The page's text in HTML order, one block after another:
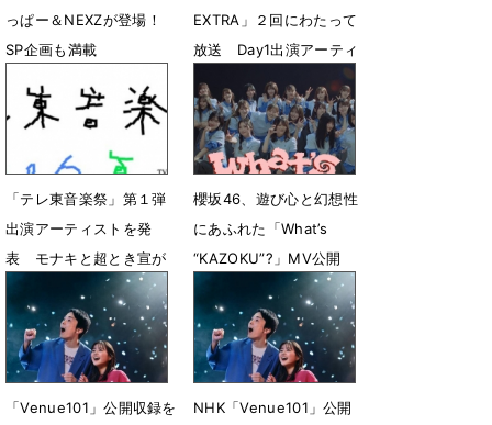
っぱー＆NEXZが登場！
SP企画も満載
Day1見どころを紹介
EXTRA」２回にわたって
放送 Day1出演アーティ
スト＆曲目発表
6月29日 18時52分
「テレ東音楽祭」第１弾
出演アーティストを発
表 モナキと超とき宣が
福岡の意外なスポットか
ら生中継
6月15日 12時00分
櫻坂46、遊び心と幻想性
にあふれた「What’s
“KAZOKU”?」MV公開
「Venue101」公開収録を
NHK「Venue101」公開